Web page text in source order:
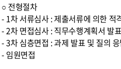
○ 전형절차
- 1차 서류심사 : 제출서류에 의한 적
- 2차 면접심사 : 직무수행계획서 발
- 3차 심층면접 : 과제 발표 및 질의
- 임원면접